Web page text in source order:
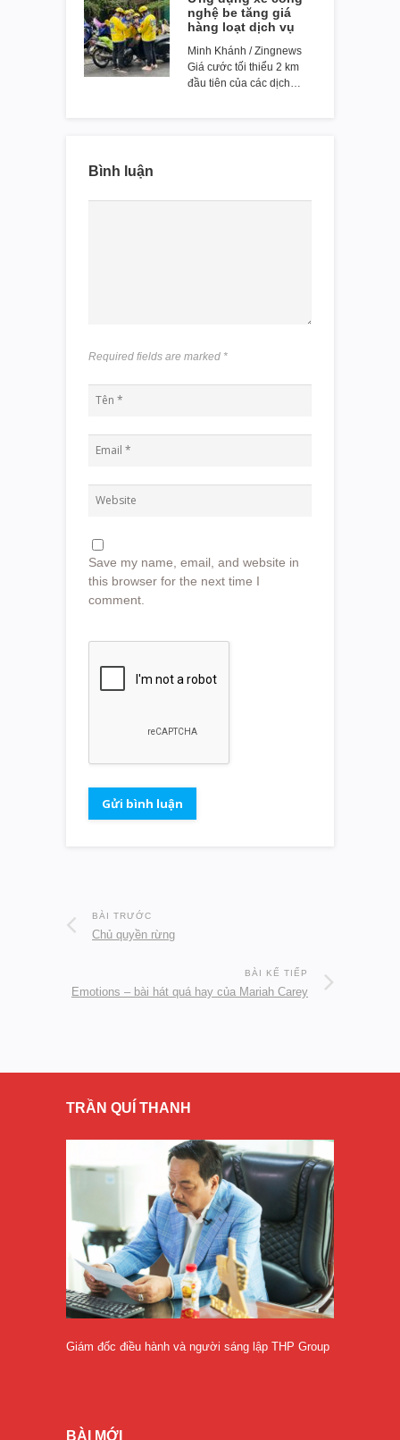
nghệ be tăng giá
hàng loạt dịch vụ
Minh Khánh / Zingnews
Giá cước tối thiểu 2 km
đầu tiên của các dịch…
Bình luận
Required fields are marked *
Save my name, email, and website in
this browser for the next time I
comment.
BÀI TRƯỚC
Chủ quyền rừng
BÀI KẾ TIẾP
Emotions – bài hát quá hay của Mariah Carey
TRẦN QUÍ THANH
Giám đốc điều hành và người sáng lập THP Group
BÀI MỚI